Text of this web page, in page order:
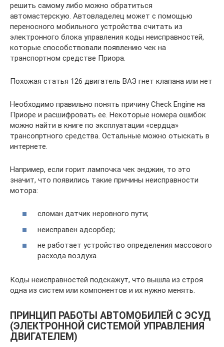
решить самому либо можно обратиться
автомастерскую. Автовладелец может с помощью
переносного мобильного устройства считать из
электронного блока управления коды неисправностей,
которые способствовали появлению чек на
транспортном средстве Приора.
Похожая статья 126 двигатель ВАЗ гнет клапана или нет
Необходимо правильно понять причину Check Engine на
Приоре и расшифровать ее. Некоторые номера ошибок
можно найти в книге по эксплуатации «сердца»
трансопртного средства. Остальные можно отыскать в
интернете.
Например, если горит лампочка чек энджин, то это
значит, что появились такие причины неисправности
мотора:
сломан датчик неровного пути;
неисправен адсорбер;
не работает устройство определения массового
расхода воздуха.
Коды неисправностей подскажут, что вышла из строя
одна из систем или компонентов и их нужно менять.
ПРИНЦИП РАБОТЫ АВТОМОБИЛЕЙ С ЭСУД
(ЭЛЕКТРОННОЙ СИСТЕМОЙ УПРАВЛЕНИЯ
ДВИГАТЕЛЕМ)